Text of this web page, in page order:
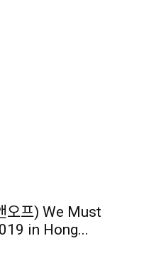
오프) We Must
in Hong...